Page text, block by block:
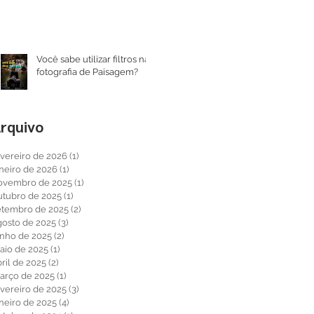
Você sabe utilizar filtros na
fotografia de Paisagem?
de 2026 (1)
de 2026(1)
de 2025(1)
de 2025 (1)
de 2025 (2)
de 2025 (3)
de 2025 (2)
de 2025(1)
de 2025 (2)
de 2025(1)
de 2025 (3)
de 2025(4)